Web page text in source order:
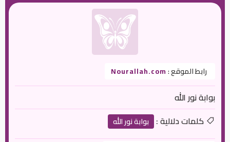
رابط الموقع :Nourallah.com
بوابة نور الله
كلمات دلالية :
بوابة نور الله